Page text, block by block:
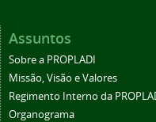
Assuntos
Sobre a PROPLADI
Missão, Visão e Valores
Regimento Interno da
Organograma